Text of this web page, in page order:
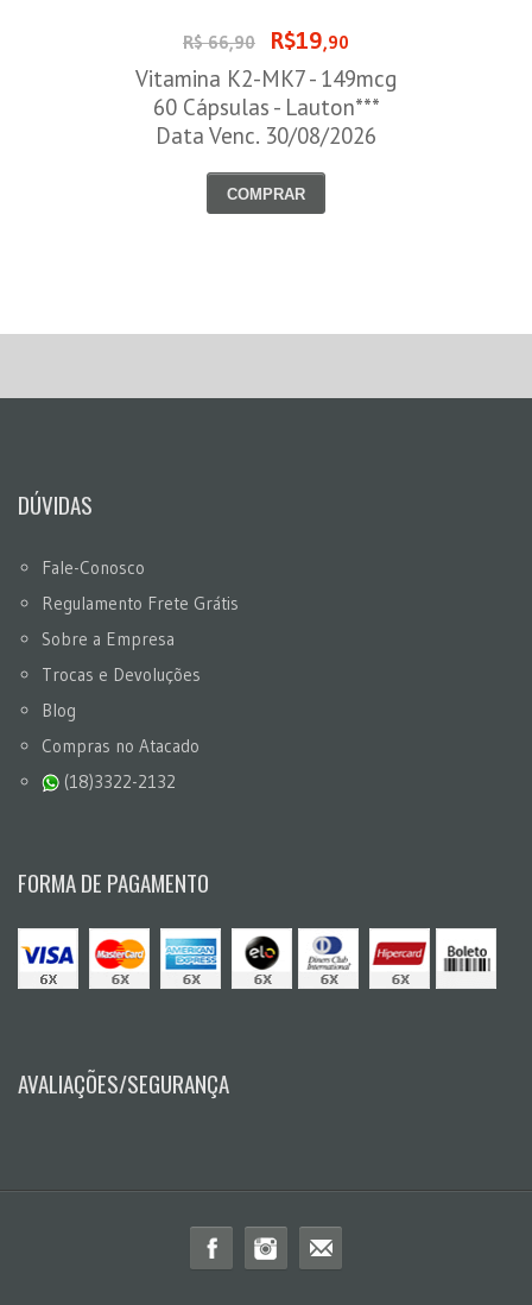
R$ 66,90 R$19,90
Vitamina K2-MK7 - 149mcg
60 Cápsulas - Lauton***
Data Venc. 30/08/2026
COMPRAR
DÚVIDAS
Fale-Conosco
Regulamento Frete Grátis
Sobre a Empresa
Trocas e Devoluções
Blog
Compras no Atacado
(18)3322-2132
FORMA DE PAGAMENTO
AVALIAÇÕES/SEGURANÇA